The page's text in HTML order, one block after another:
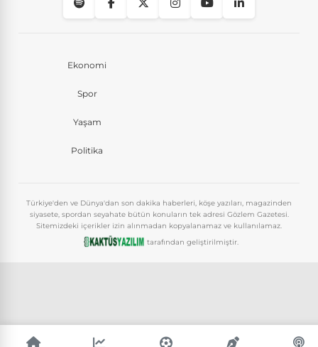
Ekonomi
Spor
Yaşam
Politika
Türkiye'den ve Dünya'dan son dakika haberleri, köşe yazıları, magazinden
siyasete, spordan seyahate bütün konuların tek adresi Gözlem Gazetesi.
Sitemizdeki içerikler izin alınmadan kopyalanamaz ve kullanılamaz.
tarafından geliştirilmiştir.